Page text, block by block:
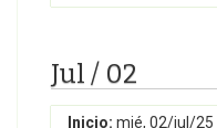
Jul / 02
Inicio: mié, 02/jul/25